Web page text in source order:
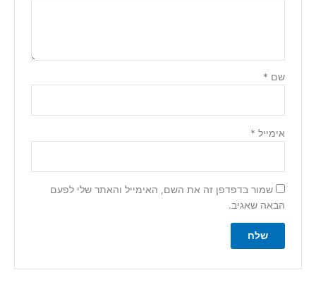
שם *
אימייל *
שמור בדפדפן זה את השם, האימייל והאתר שלי לפעם
הבאה שאגיב.